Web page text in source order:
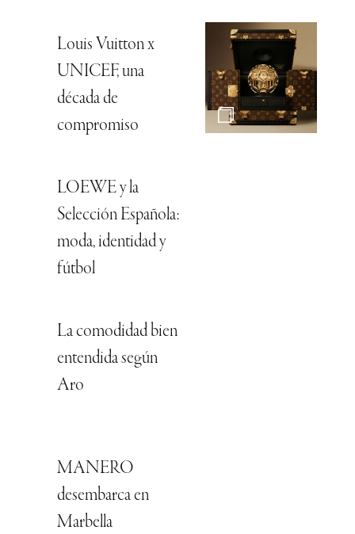
Louis Vuitton x
UNICEF, una
década de
compromiso
LOEWE y la
Selección Española:
moda, identidad y
fútbol
La comodidad bien
entendida según
Aro
MANERO
desembarca en
Marbella